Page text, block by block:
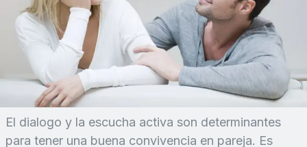
El dialogo y la escucha activa son determinantes
para tener una buena convivencia en pareja. Es